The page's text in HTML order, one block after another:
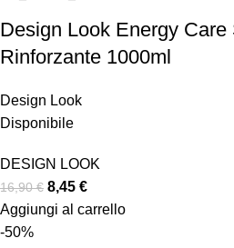
Design Look Energy Care
Rinforzante 1000ml
Design Look
Disponibile
DESIGN LOOK
16,90€ 8,45 €
Aggiungi al carrello
-50%